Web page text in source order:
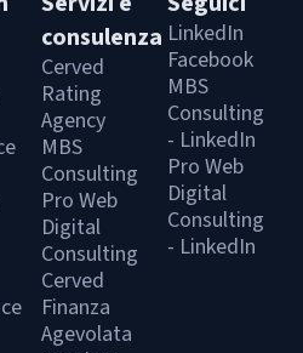
consulenza
Cerved
Rating
Agency
MBS
Consulting
Pro Web
Digital
Consulting
Cerved
Finanza
Agevolata
LinkedIn
Facebook
MBS
Consulting
- LinkedIn
Pro Web
Digital
Consulting
- LinkedIn